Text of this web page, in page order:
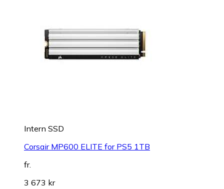
Intern SSD
Corsair MP600 ELITE for PS5 1TB
fr.
3 673 kr